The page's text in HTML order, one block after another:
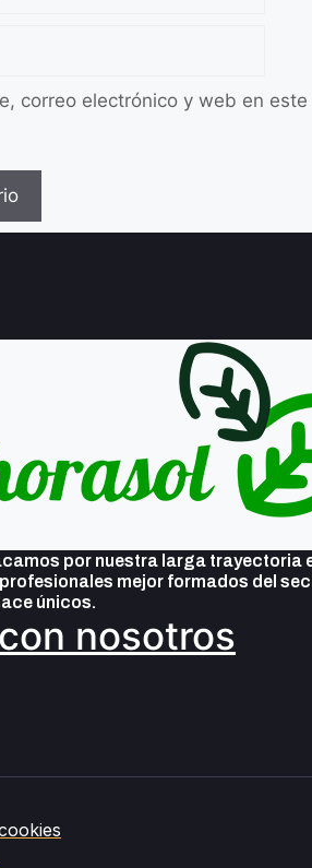
correo electrónico y web en
por nuestra larga trayectoria
mejor formados del
únicos.
nosotros